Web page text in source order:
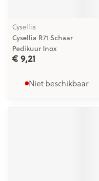
Cysellia
Cysellia R71 Schaar
Pedikuur Inox
€ 9,21
Niet beschikbaar